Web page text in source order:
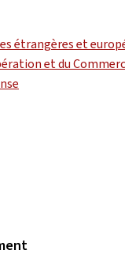
étrangères et
et du